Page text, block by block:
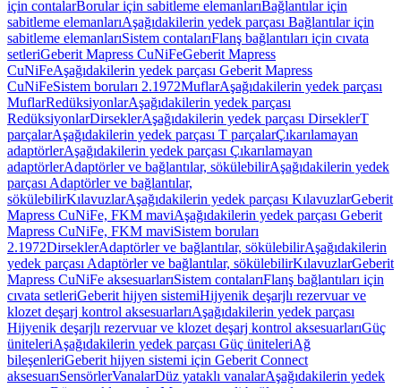
için contalarBorular için sabitleme elemanlarıBağlantılar için
sabitleme elemanlarıAşağıdakilerin yedek parçası Bağlantılar için
sabitleme elemanlarıSistem contalarıFlanş bağlantıları için cıvata
setleriGeberit Mapress CuNiFeGeberit Mapress
CuNiFeAşağıdakilerin yedek parçası Geberit Mapress
CuNiFeSistem boruları 2.1972MuflarAşağıdakilerin yedek parçası
MuflarRedüksiyonlarAşağıdakilerin yedek parçası
RedüksiyonlarDirseklerAşağıdakilerin yedek parçası DirseklerT
parçalarAşağıdakilerin yedek parçası T parçalarÇıkarılamayan
adaptörlerAşağıdakilerin yedek parçası Çıkarılamayan
adaptörlerAdaptörler ve bağlantılar, sökülebilirAşağıdakilerin yedek
parçası Adaptörler ve bağlantılar,
sökülebilirKılavuzlarAşağıdakilerin yedek parçası KılavuzlarGeberit
Mapress CuNiFe, FKM maviAşağıdakilerin yedek parçası Geberit
Mapress CuNiFe, FKM maviSistem boruları
2.1972DirseklerAdaptörler ve bağlantılar, sökülebilirAşağıdakilerin
yedek parçası Adaptörler ve bağlantılar, sökülebilirKılavuzlarGeberit
Mapress CuNiFe aksesuarlarıSistem contalarıFlanş bağlantıları için
cıvata setleriGeberit hijyen sistemiHijyenik deşarjlı rezervuar ve
klozet deşarj kontrol aksesuarlarıAşağıdakilerin yedek parçası
Hijyenik deşarjlı rezervuar ve klozet deşarj kontrol aksesuarlarıGüç
üniteleriAşağıdakilerin yedek parçası Güç üniteleriAğ
bileşenleriGeberit hijyen sistemi için Geberit Connect
aksesuarıSensörlerVanalarDüz yataklı vanalarAşağıdakilerin yedek